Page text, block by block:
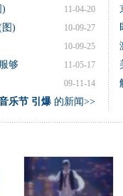
11-04-20
)
10-09-27
)
10-09-25
11-05-17
够
09-11-14
乐节 引爆的新闻>>